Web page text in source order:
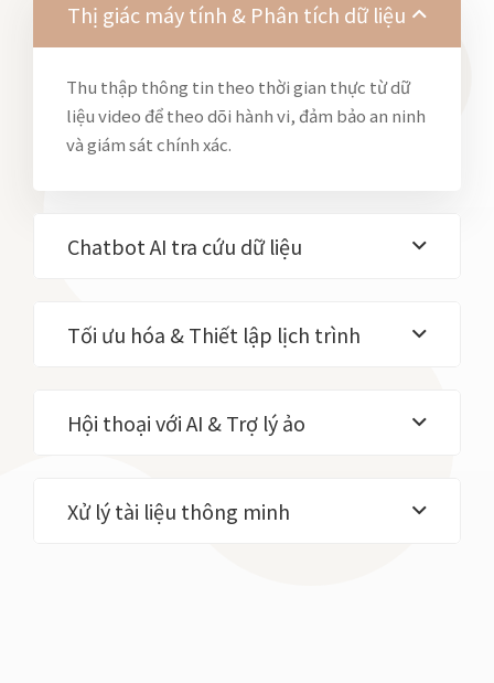
Thị giác máy tính & Phân tích dữ liệu
Thu thập thông tin theo thời gian thực từ dữ
liệu video để theo dõi hành vi, đảm bảo an ninh
và giám sát chính xác.
Chatbot AI tra cứu dữ liệu
Tối ưu hóa & Thiết lập lịch trình
Hội thoại với AI & Trợ lý ảo
Xử lý tài liệu thông minh